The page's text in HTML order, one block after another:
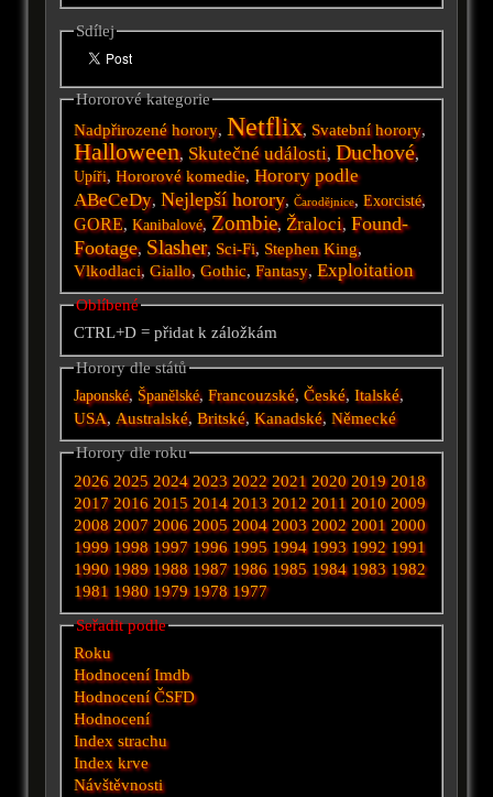
Sdílej
Hororové kategorie
Nadpřirozené horory, Netflix, Svatební horory,
Halloween, Skutečné události, Duchové,
Upíři,Hororové komedie,Horory podle
ABeCeDy, Nejlepší horory,Čarodějnice,Exorcisté,
GORE,Kanibalové, Zombie, Žraloci, Found-
Footage, Slasher, Sci-Fi, Stephen King,
Vlkodlaci,Giallo,Gothic,Fantasy,Exploitation
Oblíbené
CTRL+D = přidat k záložkám
Horory dle států
Japonské, Španělské,Francouzské,České,Italské,
USA, Australské,Britské,Kanadské,Německé
Horory dle roku
2026 2025 2024 2023 2022 2021 2020 2019 2018
2017 2016 2015 2014 2013 2012 2011 2010 2009
2008 2007 2006 2005 2004 2003 2002 2001 2000
1999 1998 1997 1996 1995 1994 1993 1992 1991
1990 1989 1988 1987 1986 1985 1984 1983 1982
1981 1980 1979 1978 1977
Seřadit podle
Roku
Hodnocení Imdb
Hodnocení ČSFD
Hodnocení
Index strachu
Index krve
Návštěvnosti